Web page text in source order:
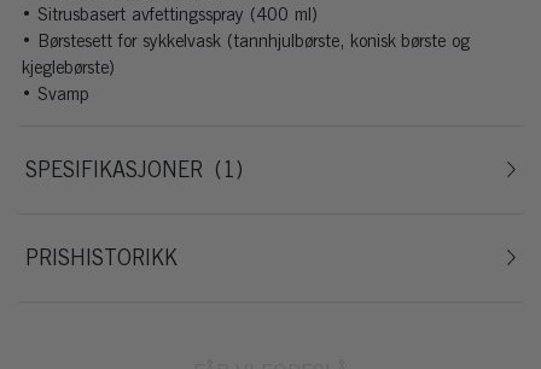
• Sitrusbasert avfettingsspray (400 ml)
• Børstesett for sykkelvask (tannhjulbørste, konisk børste og
kjeglebørste)
• Svamp
SPESIFIKASJONER 1
PRISHISTORIKK